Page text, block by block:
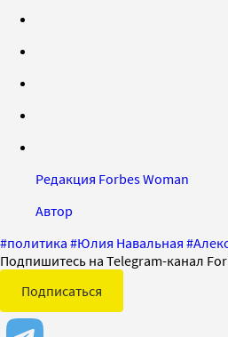
Редакция Forbes Woman
Автор
#политика #Юлия Навальная #
Подпишитесь на Telegram-канал
Подписаться